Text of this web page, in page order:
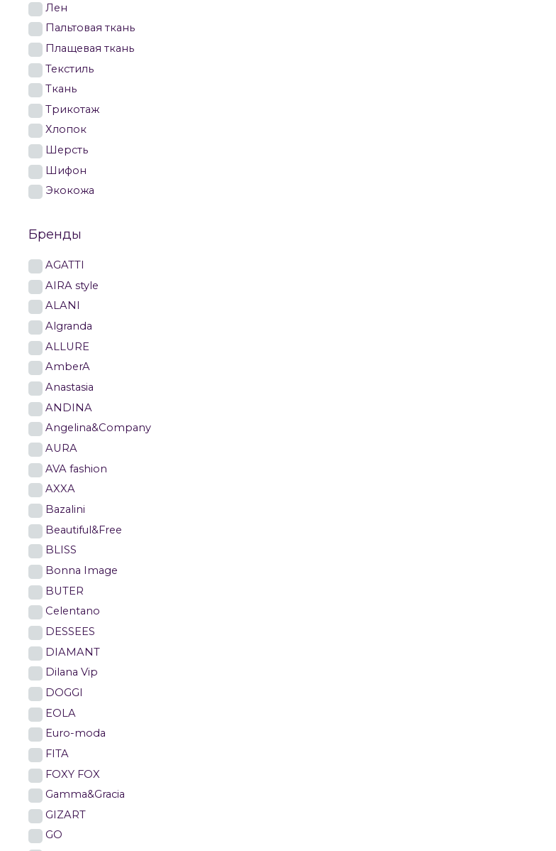
Лен
Пальтовая ткань
Плащевая ткань
Текстиль
Ткань
Трикотаж
Хлопок
Шерсть
Шифон
Экокожа
Бренды
AGATTI
AIRA style
ALANI
Algranda
ALLURE
AmberA
Anastasia
ANDINA
Angelina&Company
AURA
AVA fashion
AXXA
Bazalini
Beautiful&Free
BLISS
Bonna Image
BUTER
Celentano
DESSEES
DIAMANT
Dilana Vip
DOGGI
EOLA
Euro-moda
FITA
FOXY FOX
Gamma&Gracia
GIZART
GO